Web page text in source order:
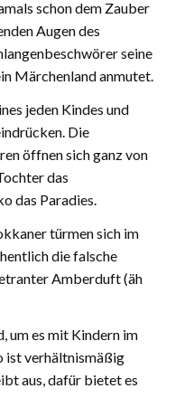
schon dem Zauber
Augen des
seine
Märchenland anmutet.
jeden Kindes und
Die
öffnen sich ganz von
das
das Paradies.
türmen sich im
die falsche
Amberduft (äh
um es mit Kindern im
ist verhältnismäßig
aus, dafür bietet es